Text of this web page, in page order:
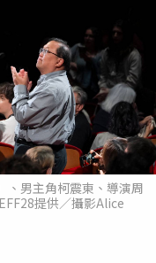
、男主角柯震東、導演周
提供／攝影Alice